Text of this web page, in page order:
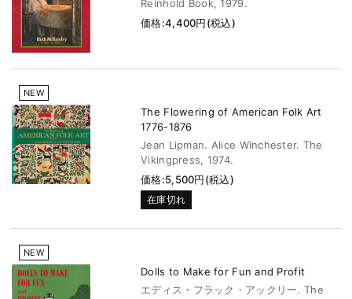
Reinhold Book, 1979.
価格:4,400円(税込)
NEW
The Flowering of American Folk Art
1776-1876
Jean Lipman. Alice Winchester. The
Vikingpress, 1974.
価格:5,500円(税込)
在庫切れ
NEW
Dolls to Make for Fun and Profit
エディス・フラック・アックリー. The